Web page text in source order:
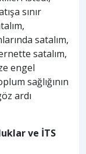
sınır
satalım,
satalım,
engel
sağlığının
ardı
ve İTS